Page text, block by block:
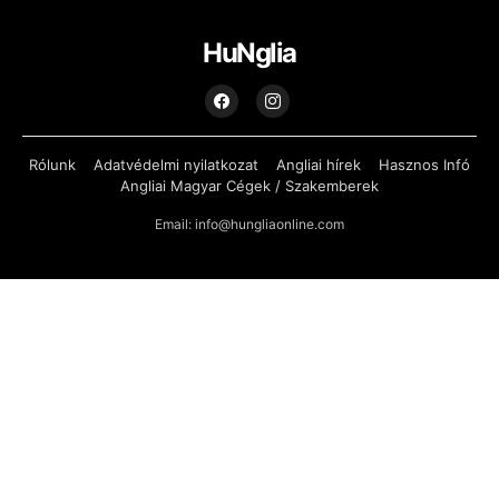
HuNglia
Rólunk Adatvédelmi nyilatkozat Angliai hírek
Hasznos Infó
Angliai Magyar Cégek / Szakemberek
Email: info@hungliaonline.com